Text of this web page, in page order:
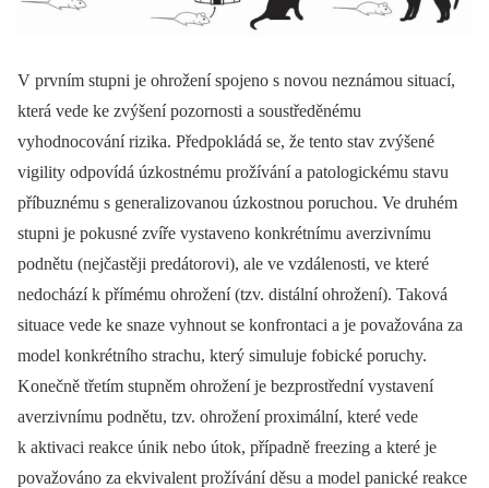
V prvním stupni je ohrožení spojeno s novou neznámou situací,
která vede ke zvýšení pozornosti a soustředěnému
vyhodnocování rizika. Předpokládá se, že tento stav zvýšené
vigility odpovídá úzkostnému prožívání a patologickému stavu
příbuznému s generalizovanou úzkostnou poruchou. Ve druhém
stupni je pokusné zvíře vystaveno konkrétnímu averzivnímu
podnětu (nejčastěji predátorovi), ale ve vzdálenosti, ve které
nedochází k přímému ohrožení (tzv. distální ohrožení). Taková
situace vede ke snaze vyhnout se konfrontaci a je považována za
model konkrétního strachu, který simuluje fobické poruchy.
Konečně třetím stupněm ohrožení je bezprostřední vystavení
averzivnímu podnětu, tzv. ohrožení proximální, které vede
k aktivaci reakce únik nebo útok, případně freezing a které je
považováno za ekvivalent prožívání děsu a model panické reakce